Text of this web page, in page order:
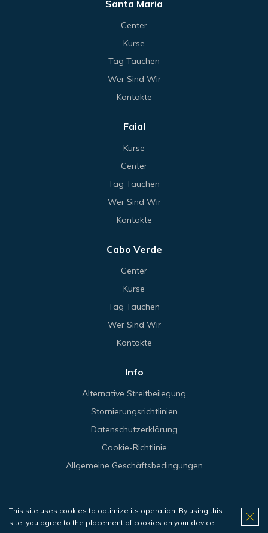
Santa Maria
Center
Kurse
Tag Tauchen
Wer Sind Wir
Kontakte
Faial
Kurse
Center
Tag Tauchen
Wer Sind Wir
Kontakte
Cabo Verde
Center
Kurse
Tag Tauchen
Wer Sind Wir
Kontakte
Info
Alternative Streitbeilegung
Stornierungsrichtlinien
Datenschutzerklärung
Cookie-Richtlinie
Allgemeine Geschäftsbedingungen
© 2026 Haliotis.
This site uses cookies to optimize its operation. By using this
site, you agree to the placement of cookies on your device.